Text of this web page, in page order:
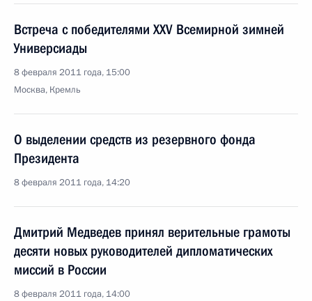
Встреча с победителями XXV Всемирной зимней
Универсиады
8 февраля 2011 года, 15:00
Москва, Кремль
О выделении средств из резервного фонда
Президента
8 февраля 2011 года, 14:20
Дмитрий Медведев принял верительные грамоты
десяти новых руководителей дипломатических
миссий в России
8 февраля 2011 года, 14:00